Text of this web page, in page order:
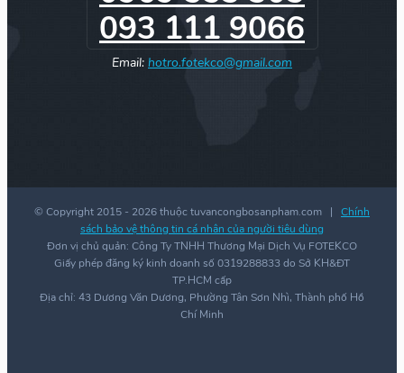
093 111 9066
Email: hotro.fotekco@gmail.com
© Copyright 2015 - 2026 thuộc tuvancongbosanpham.com | Chính
sách bảo vệ thông tin cá nhân của người tiêu dùng
Đơn vị chủ quản: Công Ty TNHH Thương Mại Dịch Vụ FOTEKCO
Giấy phép đăng ký kinh doanh số 0319288833 do Sở KH&ĐT
TP.HCM cấp
Địa chỉ: 43 Dương Văn Dương, Phường Tân Sơn Nhì, Thành phố Hồ
Chí Minh